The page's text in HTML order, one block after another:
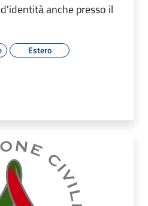
anche presso il
Estero